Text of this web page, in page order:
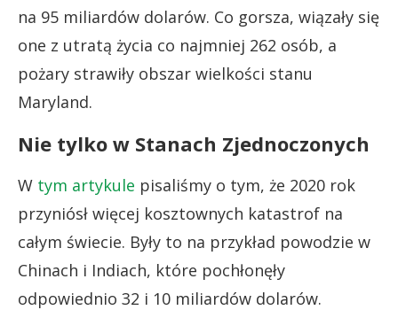
na 95 miliardów dolarów. Co gorsza, wiązały się
one z utratą życia co najmniej 262 osób, a
pożary strawiły obszar wielkości stanu
Maryland.
Nie tylko w Stanach Zjednoczonych
W tym artykule pisaliśmy o tym, że 2020 rok
przyniósł więcej kosztownych katastrof na
całym świecie. Były to na przykład powodzie w
Chinach i Indiach, które pochłonęły
odpowiednio 32 i 10 miliardów dolarów.